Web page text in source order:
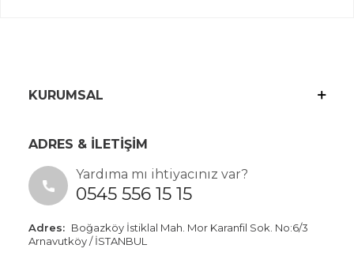
KURUMSAL
ADRES & İLETİŞİM
Yardıma mı ihtiyacınız var?
0545 556 15 15
Adres: Boğazköy İstiklal Mah. Mor Karanfil Sok. No:6/3
Arnavutköy / İSTANBUL